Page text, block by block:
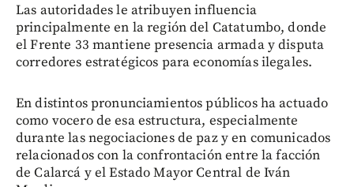
Las autoridades le atribuyen influencia
principalmente en la región del Catatumbo, donde
el Frente 33 mantiene presencia armada y disputa
corredores estratégicos para economías ilegales.
En distintos pronunciamientos públicos ha actuado
como vocero de esa estructura, especialmente
durante las negociaciones de paz y en comunicados
relacionados con la confrontación entre la facción
de Calarcá y el Estado Mayor Central de Iván